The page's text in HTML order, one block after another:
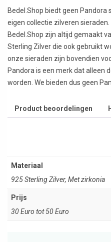
Bedel.Shop biedt geen Pandora
eigen collectie zilveren
Bedel.Shop zijn altijd gemaakt
Sterling Zilver die ook gebruikt
onze sieraden zijn bovendien
Pandora is een merk dat alleen
worden. We bieden dus geen
Product beoordelingen
Materiaal
925 Sterling Zilver, Met zirkonia
Prijs
30 Euro tot 50 Euro